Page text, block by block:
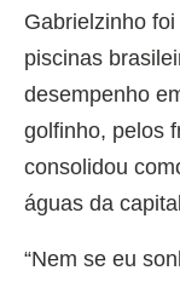
Gabrielzinho
piscinas
desempenho
golfinho, pelos
consolidou
águas da
“Nem se eu